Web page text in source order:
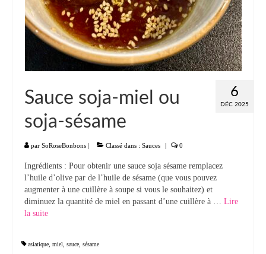
Tartinades Tartines
Divers entrées
Plats
Légumes
Pâtes Riz Polenta
Poissons
Tartes Pizzas Croq’
Viandes
Desserts
Bavarois Charlottes Mousses
6
DÉC 2025
Sauce soja-miel ou
soja-sésame
par SoRoseBonbons | Classé dans : Sauces | 0
Ingrédients : Pour obtenir une sauce soja sésame remplacez
l’huile d’olive par de l’huile de sésame (que vous pouvez
augmenter à une cuillère à soupe si vous le souhaitez) et
diminuez la quantité de miel en passant d’une cuillère à … Lire
la suite­­
asiatique miel sauce sésame